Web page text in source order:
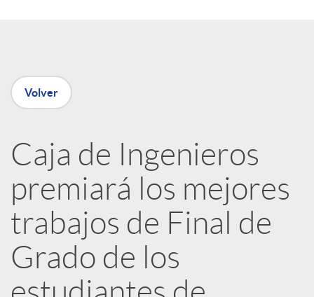
n
e
d
e
Volver
Caja de Ingenieros
premiará los mejores
trabajos de Final de
Grado de los